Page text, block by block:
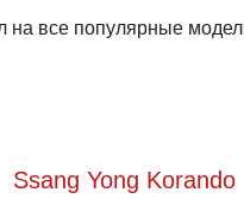
все популярные
Ssang Yong Korando